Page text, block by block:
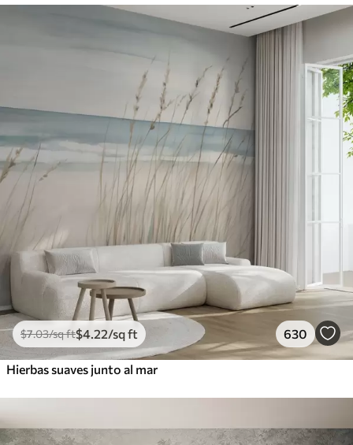
$7.03/sq ft$4 .22/sq ft 630
Hierbas suaves junto al mar